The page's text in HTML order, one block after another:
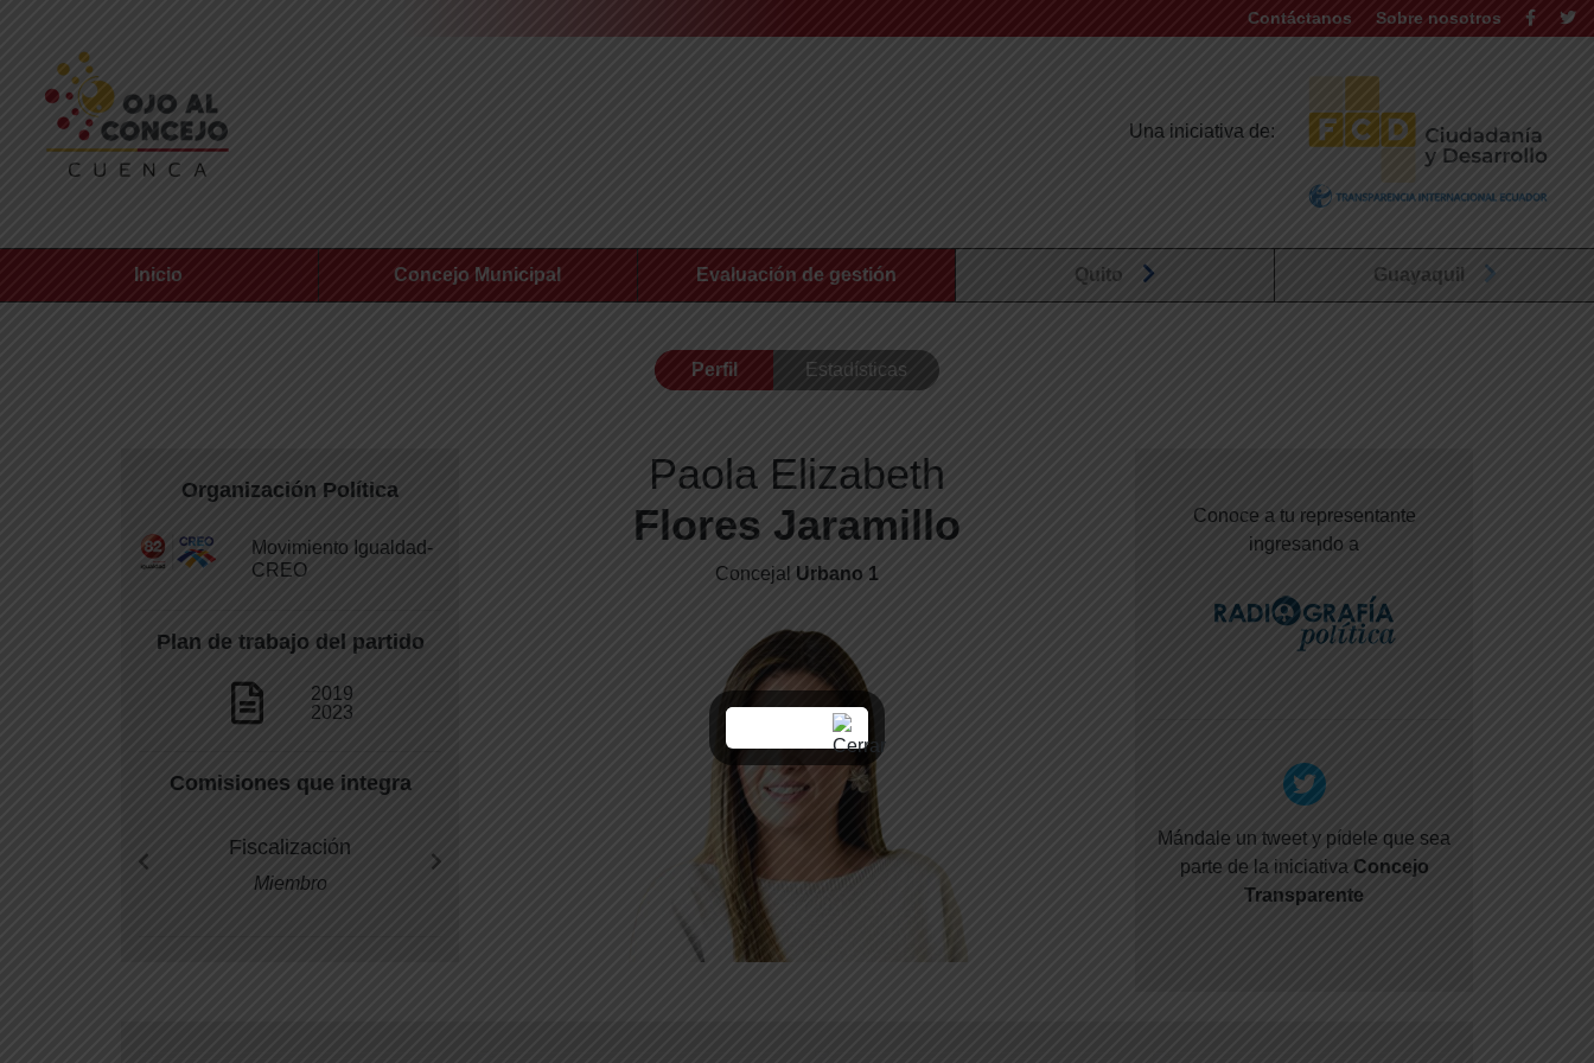
Contáctanos Sobre nosotros
Una iniciativa de:
Inicio Concejo Municipal Evaluación de gestión Quito Guayaquil
Perfil Estadísticas
Organización Política
Movimiento Igualdad-
CREO
Plan de trabajo del partido
2019
2023
Comisiones que integra
Fiscalización
Miembro
Paola Elizabeth
Flores Jaramillo
Concejal Urbano 1
Conoce a tu representante
ingresando a
Mándale un tweet y pídele que sea
parte de la iniciativa Concejo
Transparente